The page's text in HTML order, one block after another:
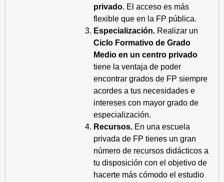
privado. El acceso es más
flexible que en la FP pública.
Especialización. Realizar un
Ciclo Formativo de Grado
Medio en un centro privado
tiene la ventaja de poder
encontrar grados de FP siempre
acordes a tus necesidades e
intereses con mayor grado de
especialización.
Recursos. En una escuela
privada de FP tienes un gran
número de recursos didácticos a
tu disposición con el objetivo de
hacerte más cómodo el estudio